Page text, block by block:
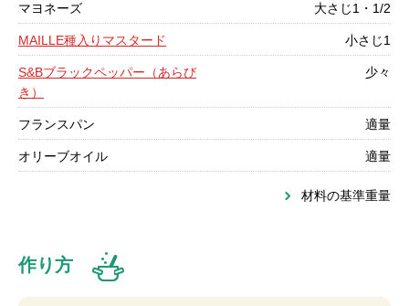
マヨネーズ 大さじ1・1/2
MAILLE種入りマスタード 小さじ1
S&Bブラックペッパー（あらび
き）
少々
フランスパン 適量
オリーブオイル 適量
材料の基準重量
作り方